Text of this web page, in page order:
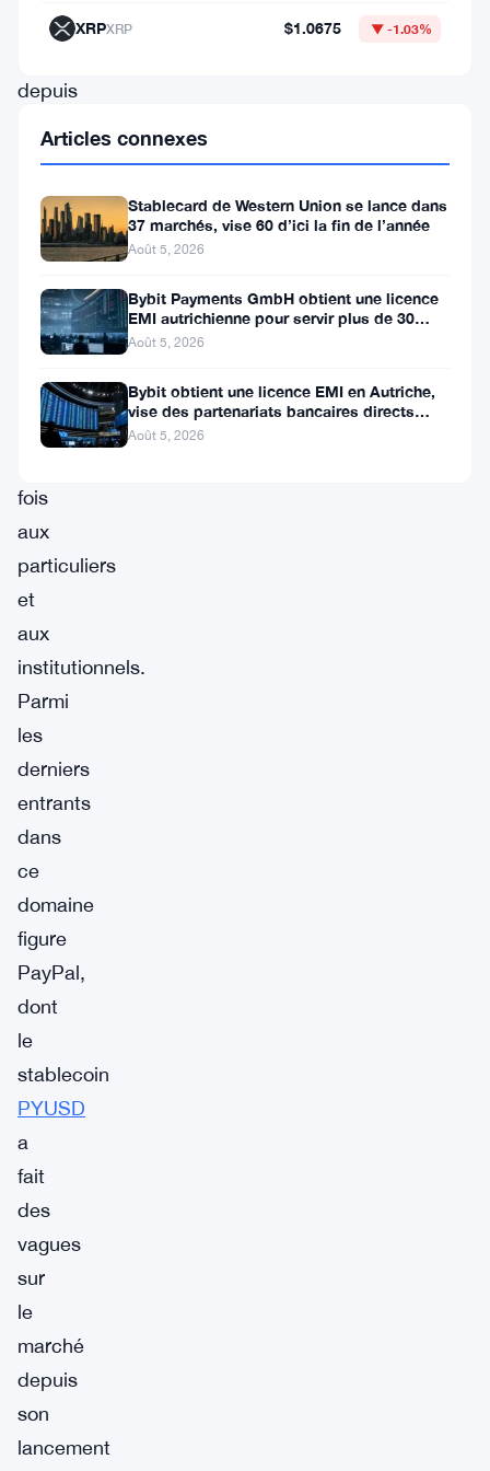
depuis
débuts
pour
devenir
une
puissance
financière
qui
s’adresse
fois
aux
particuliers
et
aux
institutionnels.
Parmi
les
derniers
entrants
dans
ce
domaine
figure
PayPal,
dont
le
stablecoin
PYUSD
a
fait
des
vagues
sur
le
marché
depuis
son
lancement
XRPXRP $1.0675 ▼ -1.03%
Articles connexes
Stablecard de Western Union se lance dans
37 marchés, vise 60 d’ici la fin de l’année
Août 5, 2026
Bybit Payments GmbH obtient une licence
EMI autrichienne pour servir plus de 30
marchés de l’EEE
Août 5, 2026
Bybit obtient une licence EMI en Autriche,
vise des partenariats bancaires directs
dans l’EEE
Août 5, 2026